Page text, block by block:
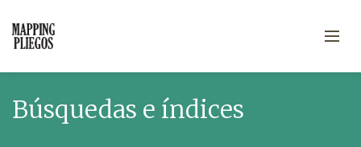
Búsquedas e índices